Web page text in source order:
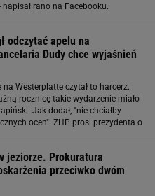
napisał rano na Facebooku.
odczytać apelu na
Dudy chce wyjaśnień
Westerplatte czytał to harcerz.
rocznicę takie wydarzenie miało
Jak dodał, "nie chciałby
ocen". ZHP prosi prezydenta o
jeziorze. Prokuratura
przeciwko dwóm